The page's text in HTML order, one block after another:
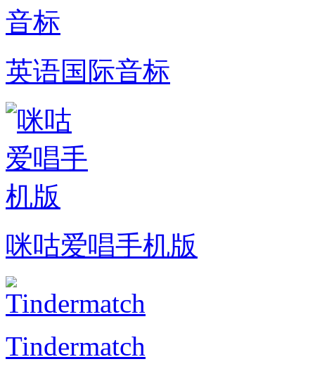
英语国际音标
咪咕爱唱手机版
Tindermatch